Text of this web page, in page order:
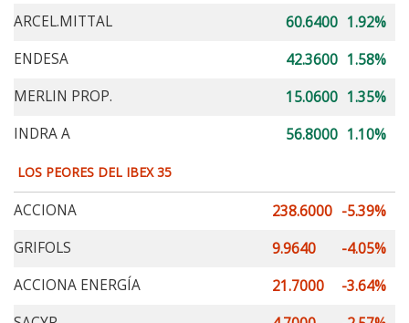
ARCEL.MITTAL
60.6400 1.92%
ENDESA
42.3600 1.58%
MERLIN PROP.
15.0600 1.35%
INDRA A
56.8000 1.10%
LOS PEORES DEL IBEX 35
ACCIONA 238.6000 -5.39%
GRIFOLS
9.9640
-4.05%
ACCIONA ENERGÍA
21.7000
-3.64%